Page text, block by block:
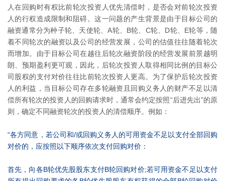
人在回购时有权比前轮次投资人优先清偿时，是否会对前轮次投资
人的行权造成限制和阻碍。这一问题的产生背景是由于目标公司的
融资通常分为种子轮、天使轮、A轮、B轮、C轮、D轮、E轮等，随
着不同轮次的融资以及公司的经营发展，公司的估值往往随着轮次
而增加。由于目标公司在越往后轮次融资阶段的经营发展前景越明
朗、预期盈利更可观，因此，后轮次投资人取得相同比例的目标公
司股权的支付对价往往比前轮次投资人更高。为了保护后轮次投资
人的利益，当目标公司存在多轮融资且回购义务人的财产不足以清
偿所有轮次的投资人的回购请求时，通常会约定按照“后进先出”的原
则，确定不同融资轮次的投资人的清偿顺序。例如：
“各方同意，若公司和/或回购义务人的可用资金不足以支付全部回购
对价的，应按照以下顺序依次支付回购对价：
首先，向各B轮优先股股东支付B轮回购对价;若可用资金不足以支付